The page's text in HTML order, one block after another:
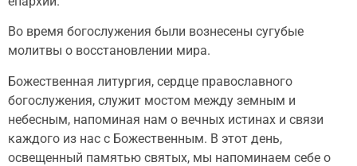
Во время богослужения были вознесены сугубые
молитвы о восстановлении мира.
Божественная литургия, сердце православного
богослужения, служит мостом между земным и
небесным, напоминая нам о вечных истинах и связи
каждого из нас с Божественным. В этот день,
освещенный памятью святых, мы напоминаем себе о